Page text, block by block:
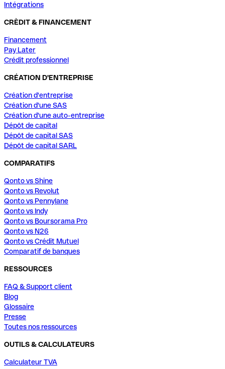
Intégrations
CRÈDIT & FINANCEMENT
Financement
Pay Later
Crédit professionnel
CRÉATION D'ENTREPRISE
Création d'entreprise
Création d'une SAS
Création d'une auto-entreprise
Dépôt de capital
Dépôt de capital SAS
Dépôt de capital SARL
COMPARATIFS
Qonto vs Shine
Qonto vs Revolut
Qonto vs Pennylane
Qonto vs Indy
Qonto vs Boursorama Pro
Qonto vs N26
Qonto vs Crédit Mutuel
Comparatif de banques
RESSOURCES
FAQ & Support client
Blog
Glossaire
Presse
Toutes nos ressources
OUTILS & CALCULATEURS
Calculateur TVA